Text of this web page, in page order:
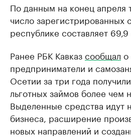
По данным на конец апреля
число зарегистрированных
республике составляет 69,9
Ранее РБК Кавказсообщал о
предприниматели и
Осетии за три года
льготных займов более чем
Выделенные средства идут
бизнеса, расширение
новых направлений и